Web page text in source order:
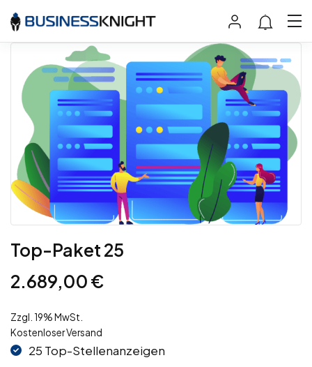
Top-Paket 25
2.689,00€
Zzgl. 19% MwSt.
Kostenloser Versand
25 Top-Stellenanzeigen